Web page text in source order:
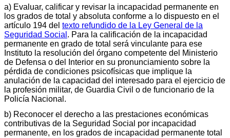
a) Evaluar, calificar y revisar la incapacidad permanente en
los grados de total y absoluta conforme a lo dispuesto en el
artículo 194 del texto refundido de la Ley General de la
Seguridad Social . Para la calificación de la incapacidad
permanente en grado de total será vinculante para ese
Instituto la resolución del órgano competente del Ministerio
de Defensa o del Interior en su pronunciamiento sobre la
pérdida de condiciones psicofísicas que implique la
anulación de la capacidad del interesado para el ejercicio de
la profesión militar, de Guardia Civil o de funcionario de la
Policía Nacional.
b) Reconocer el derecho a las prestaciones económicas
contributivas de la Seguridad Social por incapacidad
permanente, en los grados de incapacidad permanente total